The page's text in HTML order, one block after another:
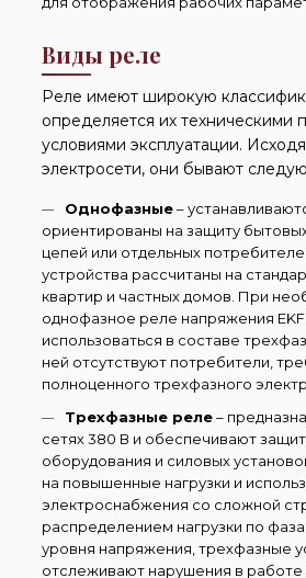
Виды реле
Реле имеют широкую
определяется их техническими
условиями эксплуатации.
электросети, они бывают
Однофазные–
ориентированы на защиту
цепей или отдельных
устройства рассчитаны на
квартир и частных домов. При
однофазное реле напряжения
использоваться в составе
ней отсутствуют потребители,
полноценного трехфазного
Трехфазные реле–
сетях 380 В и обеспечивают
оборудования и силовых
на повышенные нагрузки и
электроснабжения со сложной
распределением нагрузки по
уровня напряжения, трехфазные
отслеживают нарушения в работе